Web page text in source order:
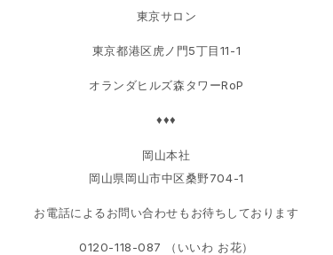
東京サロン
東京都港区虎ノ門5丁目11-1
オランダヒルズ森タワーRoP
♦♦♦
岡山本社
岡山県岡山市中区桑野704-1
お電話によるお問い合わせもお待ちしております
0120-118-087 （いいわ お花）